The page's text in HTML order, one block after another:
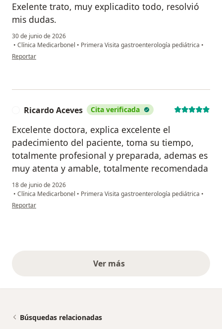
Exelente trato, muy explicadito todo, resolvió
mis dudas.
30 de junio de 2026
• Clínica Medicarbonel • Primera Visita gastroenterología pediátrica •
en opinión del usuario Cinthia O.
Reportar
Ricardo Aceves Cita verificada
Excelente doctora, explica excelente el
padecimiento del paciente, toma su tiempo,
totalmente profesional y preparada, ademas es
muy atenta y amable, totalmente recomendada
18 de junio de 2026
• Clínica Medicarbonel • Primera Visita gastroenterología pediátrica •
en opinión del usuario Ricardo Aceves
Reportar
Ver másopiniones anteriores
Búsquedas relacionadas